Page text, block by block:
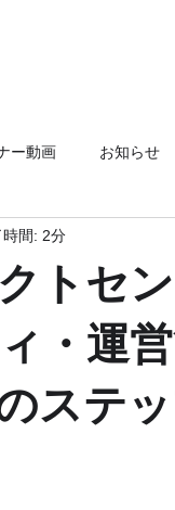
ー動画 お知らせ
トセ
・運
ステ
時間: 2分